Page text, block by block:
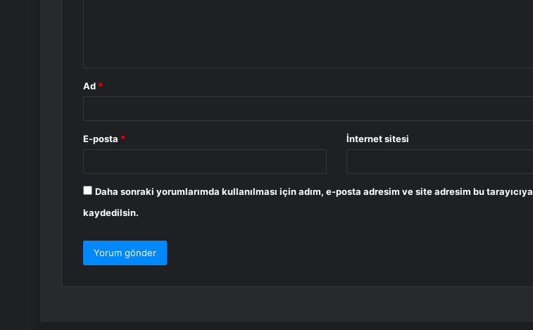
Ad *
E-posta * İnternet sitesi
Daha sonraki yorumlarımda kullanılması için adım, e-posta adresim ve site adresim bu tarayıcıya
kaydedilsin.